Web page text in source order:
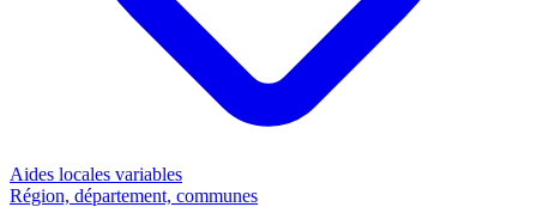
Aides locales variables
Région, département, communes